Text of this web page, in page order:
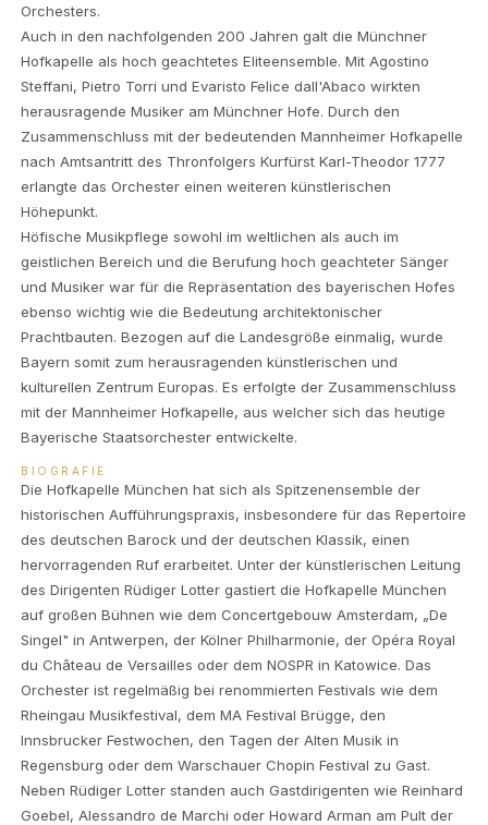
Orchesters.
Auch in den nachfolgenden 200 Jahren galt die Münchner
Hofkapelle als hoch geachtetes Eliteensemble. Mit Agostino
Steffani, Pietro Torri und Evaristo Felice dall'Abaco wirkten
herausragende Musiker am Münchner Hofe. Durch den
Zusammenschluss mit der bedeutenden Mannheimer Hofkapelle
nach Amtsantritt des Thronfolgers Kurfürst Karl-Theodor 1777
erlangte das Orchester einen weiteren künstlerischen
Höhepunkt.
Höfische Musikpflege sowohl im weltlichen als auch im
geistlichen Bereich und die Berufung hoch geachteter Sänger
und Musiker war für die Repräsentation des bayerischen Hofes
ebenso wichtig wie die Bedeutung architektonischer
Prachtbauten. Bezogen auf die Landesgröße einmalig, wurde
Bayern somit zum herausragenden künstlerischen und
kulturellen Zentrum Europas. Es erfolgte der Zusammenschluss
mit der Mannheimer Hofkapelle, aus welcher sich das heutige
Bayerische Staatsorchester entwickelte.
BIOGRAFIE
Die Hofkapelle München hat sich als Spitzenensemble der
historischen Aufführungspraxis, insbesondere für das Repertoire
des deutschen Barock und der deutschen Klassik, einen
hervorragenden Ruf erarbeitet. Unter der künstlerischen Leitung
des Dirigenten Rüdiger Lotter gastiert die Hofkapelle München
auf großen Bühnen wie dem Concertgebouw Amsterdam, „De
Singel" in Antwerpen, der Kölner Philharmonie, der Opéra Royal
du Château de Versailles oder dem NOSPR in Katowice. Das
Orchester ist regelmäßig bei renommierten Festivals wie dem
Rheingau Musikfestival, dem MA Festival Brügge, den
Innsbrucker Festwochen, den Tagen der Alten Musik in
Regensburg oder dem Warschauer Chopin Festival zu Gast.
Neben Rüdiger Lotter standen auch Gastdirigenten wie Reinhard
Goebel, Alessandro de Marchi oder Howard Arman am Pult der